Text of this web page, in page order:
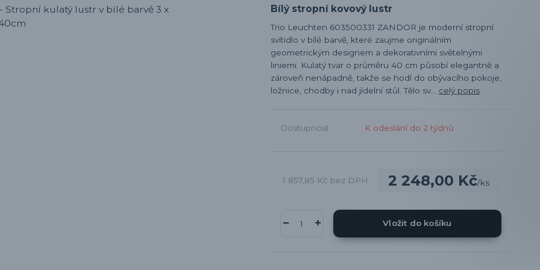
Bílý stropní kovový lustr
Trio Leuchten 603500331 ZANDOR je moderní stropní
svítidlo v bílé barvě, které zaujme originálním
geometrickým designem a dekorativními světelnými
liniemi. Kulatý tvar o průměru 40 cm působí elegantně a
zároveň nenápadně, takže se hodí do obývacího pokoje,
ložnice, chodby i nad jídelní stůl. Tělo sv... celý popis
Dostupnost K odeslání do 2 týdnů
2 248,00 Kč/ks
1 857,85 Kč bez DPH
Vložit do košíku